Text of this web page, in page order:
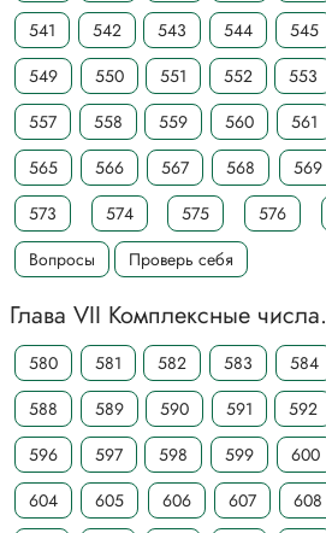
541
542 543 544 545
549
550 551 552 553
557
558 559 560 561
565
566 567 568 569
573
574 575 576
Вопросы
Проверь себя
Глава VII Комплексные числа.
580 581 582 583 584
588
589 590 591 592
596
597 598 599 600
604
605 606 607 608